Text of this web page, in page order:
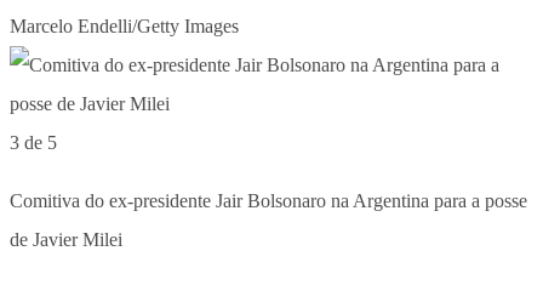
Marcelo Endelli/Getty Images
3 de 5
Comitiva do ex-presidente Jair Bolsonaro na Argentina para a posse
de Javier Milei